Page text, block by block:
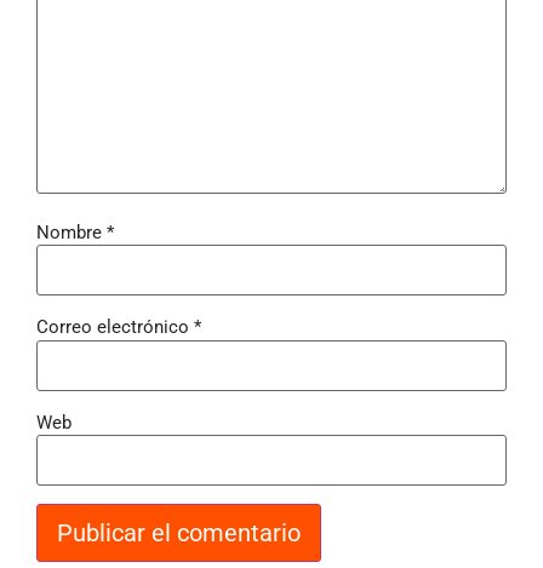
Nombre *
Correo electrónico *
Web